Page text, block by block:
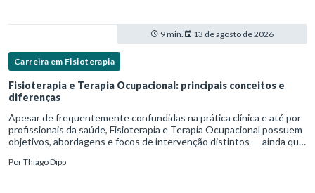
9 min. 13 de agosto de 2026
Carreira em Fisioterapia
Fisioterapia e Terapia Ocupacional: principais conceitos e
diferenças
Apesar de frequentemente confundidas na prática clínica e até por
profissionais da saúde, Fisioterapia e Terapia Ocupacional possuem
objetivos, abordagens e focos de intervenção distintos — ainda que
PorThiago Dipp